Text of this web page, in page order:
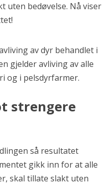
uten bedøvelse. Nå viser
av dyr behandlet i
gjelder avliving av alle
og i pelsdyrfarmer.
strengere
så resultatet
gikk inn for at alle
skal tillate slakt uten